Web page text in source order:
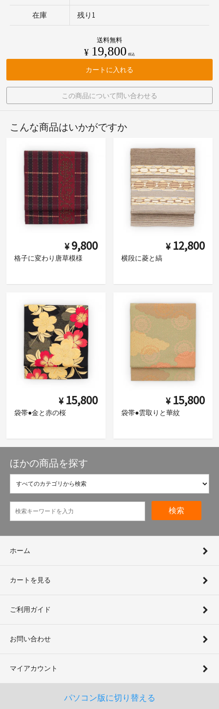
在庫 残り1
送料無料
¥ 19,800 税込
カートに入れる
この商品について問い合わせる
こんな商品はいかがですか
¥ 9,800
格子に変わり唐草模様
¥ 12,800
横段に菱と縞
¥ 15,800
袋帯●金と赤の桜
¥ 15,800
袋帯●雲取りと華紋
ほかの商品を探す
検索
ホーム
カートを見る
ご利用ガイド
お問い合わせ
マイアカウント
パソコン版に切り替える